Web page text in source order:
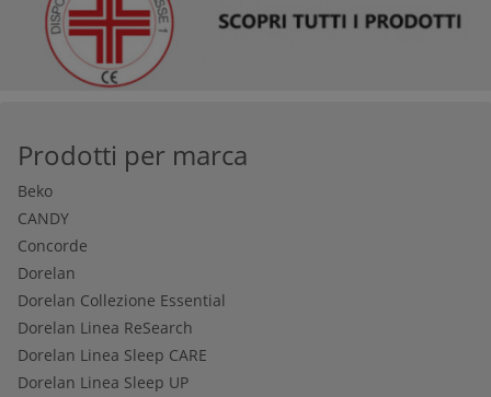
Prodotti per marca
Beko
CANDY
Concorde
Dorelan
Dorelan Collezione Essential
Dorelan Linea ReSearch
Dorelan Linea Sleep CARE
Dorelan Linea Sleep UP